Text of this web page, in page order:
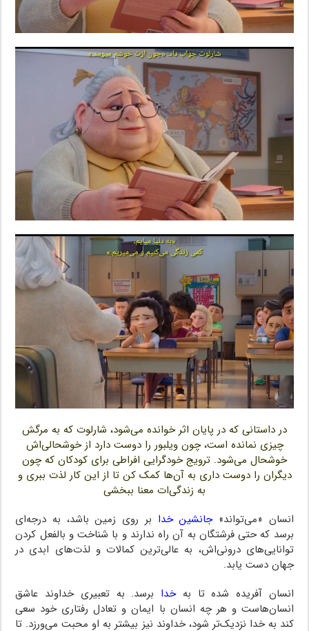
در داستانی که در پایان اثر خوانده می‌شود، شارلوت که به مرگش
چیزی نمانده است، چون ویلبور را دوست دارد از خوشحالی‌اش
خوشحال می‌شود. ترویج خودگرایی افراطی برای کودکان که چون
دیگران را دوست داری به آن‌ها کمک کن تا از این کار لذت ببری و
به زندگی‌ات معنا ببخشی
انسان «می‌تواند»جانشین خدا بر روی زمین باشد، به درجه‌ای
برسد که حتی فرشتگان به آن راه ندارند و با شناخت و بالفعل کردن
توانایی‌های درونی‌اش، به عالی‌ترین کمالات و لذت‌های ابدی در
جهان دست یابد.
انسان آفریده شده تا بهخدا برسد. به تعبیری خداوند عاشق
انسان‌هاست و هر چه انسان با ایمان و تعادل رفتاری خود سعی
کند به خدا نزدیک‌تر شود، خداوند نیز بیشتر به او محبت می‌ورزد. تا